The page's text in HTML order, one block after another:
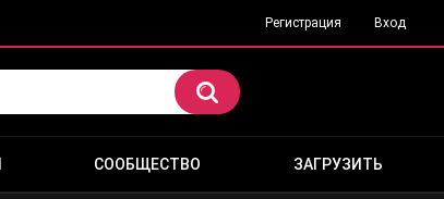
Регистрация Вход
СООБЩЕСТВО ЗАГРУЗИТЬ